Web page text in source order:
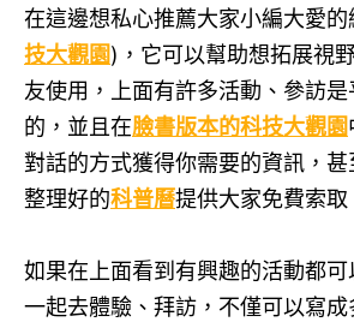
在這邊想私心推薦大家小編大愛的
技大觀園)，它可以幫助想拓展視
友使用，上面有許多活動、參訪
的，並且在臉書版本的科技大觀園
對話的方式獲得你需要的資訊，
整理好的科普曆提供大家免費索取
如果在上面看到有興趣的活動都
一起去體驗、拜訪，不僅可以寫成